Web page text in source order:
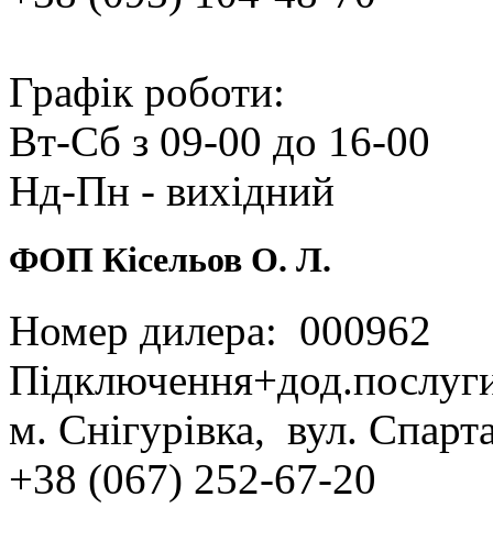
Графік роботи:
Вт‑Сб з 09‑00 до 16‑00
Нд‑Пн ‑ вихідний
ФОП Кісельов О. Л.
Номер дилера: 000962
м. Снігурівка, вул.
+38 (067) 252‑67‑20